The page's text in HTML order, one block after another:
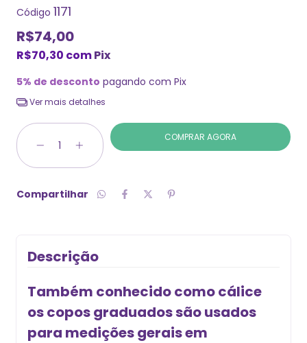
Código 1171
R$74,00
R$70,30 comPix
5% de desconto pagando com Pix
Ver mais detalhes
Compartilhar
Descrição
Também conhecido como cálice
os copos graduados são usados
para medições gerais em